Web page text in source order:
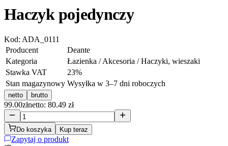
Haczyk pojedynczy
Kod: ADA_0111
Producent
Deante
Kategoria
Łazienka / Akcesoria / Haczyki, wieszaki
Stawka VAT
23%
Stan magazynowy Wysyłka w 3–7 dni roboczych
netto brutto
99.00złnetto: 80.49 zł
Do koszyka Kup teraz
Zapytaj o produkt